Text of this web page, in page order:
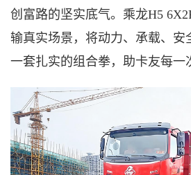
创富路的坚实底气。乘龙H5
输真实场景，将动力、承载、安
一套扎实的组合拳，助卡友每一